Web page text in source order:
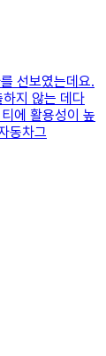
선보였는데요.
지 않는 데다
에 활용성이 높
동차그